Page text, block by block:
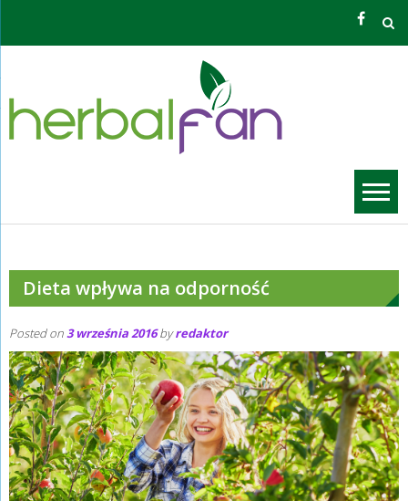
content
Dieta wpływa na odporność
Posted on3 września 2016byredaktor